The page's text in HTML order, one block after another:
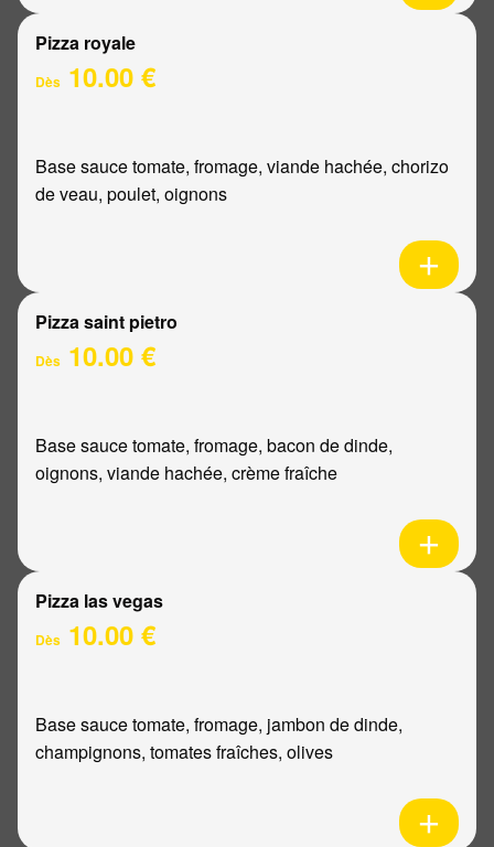
Pizza royale
Dès 10.00 €
Base sauce tomate, fromage, viande hachée, chorizo
de veau, poulet, oignons
Pizza saint pietro
Dès 10.00 €
Base sauce tomate, fromage, bacon de dinde,
oignons, viande hachée, crème fraîche
Pizza las vegas
Dès 10.00 €
Base sauce tomate, fromage, jambon de dinde,
champignons, tomates fraîches, olives